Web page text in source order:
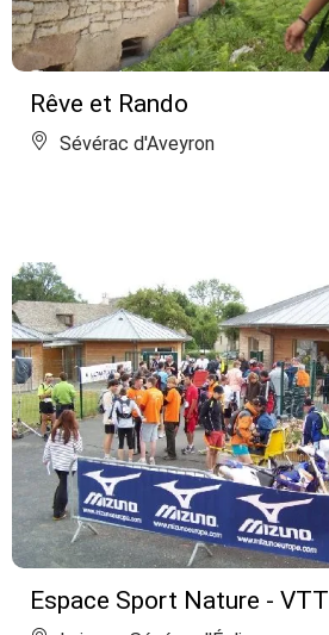
Rêve et Rando
Sévérac d'Aveyron
Espace Sport Nature - VTT